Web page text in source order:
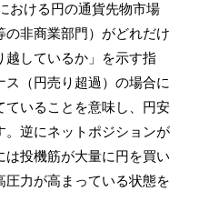
おける円の通貨先物市場
の非商業部門）がどれだけ
越しているか」を示す指
（円売り超過）の場合に
ていることを意味し、円安
。逆にネットポジションが
は投機筋が大量に円を買い
力が高まっている状態を